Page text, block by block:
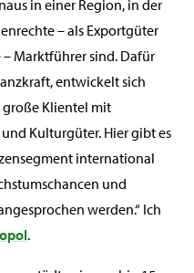
in einer Region, in der
– als Exportgüter
– Marktführer sind. Dafür
entwickelt sich
Klientel mit
Kulturgüter. Hier gibt es
international
und
werden.“ Ich
.